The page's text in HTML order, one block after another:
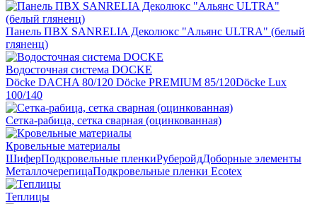
Панель ПВХ SANRELIA Деколюкс "Альянс ULTRA" (белый
гляненц)
Водосточная система DOCKE
Döсkе DACHA 80/120 Döcke PREMIUM 85/120Döсkе Luх
100/140
Сетка-рабица, сетка сварная (оцинкованная)
Кровельные материалы
ШиферПодкровельные пленкиРуберойдДоборные элементы
МеталлочерепицаПодкровельные пленки Ecotex
Теплицы